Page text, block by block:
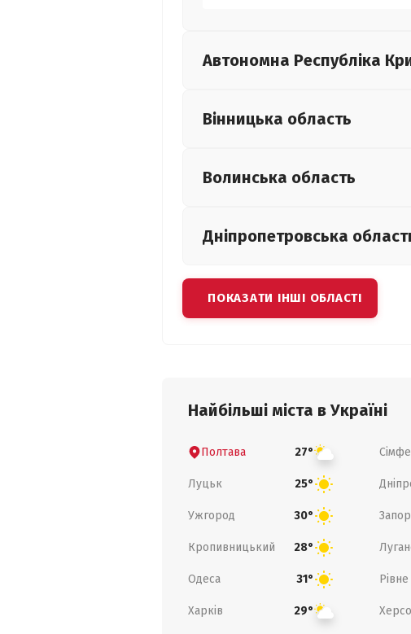
Автономна Республіка
Вінницька область
Волинська область
Дніпропетровська
ПОКАЗАТИ ІНШІ ОБЛАСТІ
Найбільші міста в Україні
Полтава 27°
Луцьк 25°
Ужгород 30°
Кропивницький 28°
Одеса 31° Рівне
Харків 29°